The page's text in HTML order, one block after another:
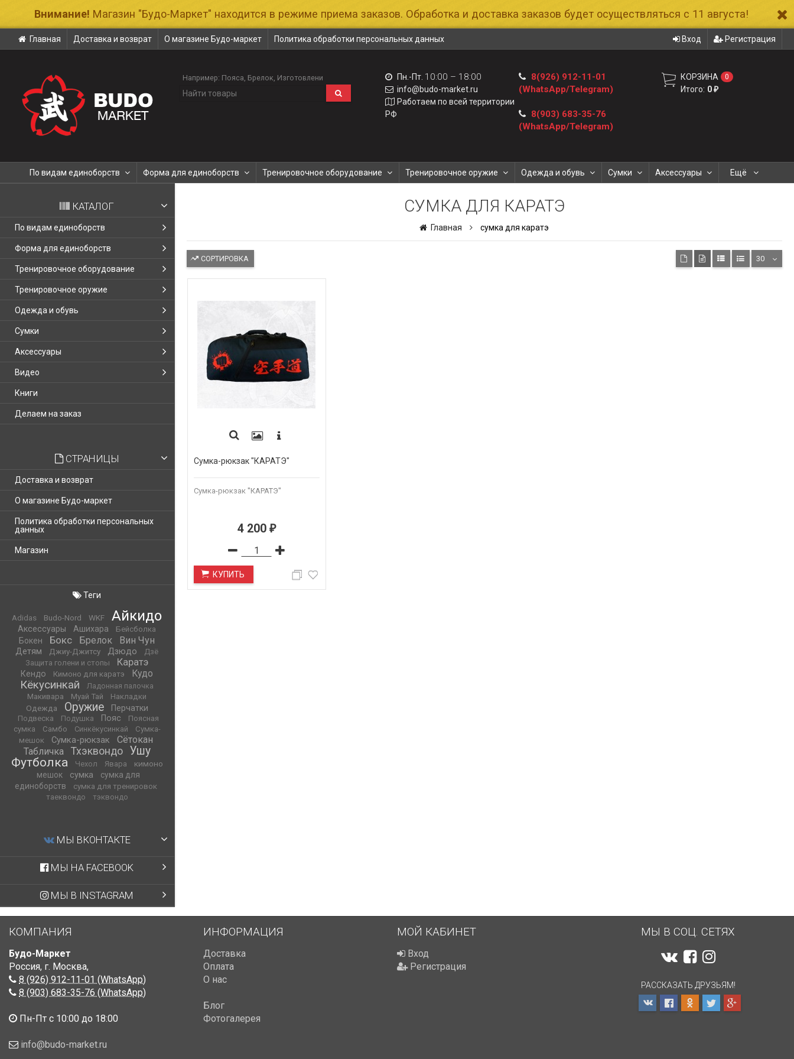
Внимание! Магазин "Будо-Маркет" находится в режиме приема заказов. Обработка и доставка заказов будет осуществляться с 11 августа!
Главная Доставка и возврат О магазине Будо-маркет Политика обработки персональных данных Вход Регистрация
Например: Пояса Брелок Изготовлени Пн.-Пт. 10:00 – 18:00
info@budo-market.ru
Работаем по всей территории
РФ
8(926) 912-11-01
(WhatsApp/Telegram)
8(903) 683-35-76
(WhatsApp/Telegram)
КОРЗИНА 0
Итого: 0₽
По видам единоборств Форма для единоборств Тренировочное оборудование Тренировочное оружие Одежда и обувь Сумки Аксессуары Ещё
КАТАЛОГ
По видам единоборств
Форма для единоборств
Тренировочное оборудование
Тренировочное оружие
Одежда и обувь
Сумки
Аксессуары
Видео
Книги
Делаем на заказ
СТРАНИЦЫ
Доставка и возврат
О магазине Будо-маркет
Политика обработки персональных
данных
Магазин
Теги
Adidas Budo-Nord WKF Айкидо
Аксессуары Ашихара Бейсболка
Бокен Бокс Брелок Вин Чун
Детям Джиу-Джитсу Дзюдо
Дзё
Защита голени и стопы
Каратэ
Кендо Кимоно для каратэ Кудо
Кёкусинкай
Ладонная палочка
Макивара
Муай Тай Накладки
Одежда Оружие Перчатки
Подвеска Подушка Пояс
Поясная
сумка
Самбо Синкёкусинкай
Сумка-
мешок
Сумка-рюкзак
Сётокан
Табличка
Тхэквондо Ушу
Футболка Чехол Явара
кимоно
мешок
сумка
сумка для
единоборств
сумка для тренировок
таеквондо
тэквондо
МЫ ВКОНТАКТЕ
МЫ НА FACEBOOK
МЫ В INSTAGRAM
СУМКА ДЛЯ КАРАТЭ
Главная сумка для каратэ
СОРТИРОВКА 30
Сумка-рюкзак "КАРАТЭ"
Сумка-рюкзак "КАРАТЭ"
4 200 ₽
КУПИТЬ
КОМПАНИЯ
Будо-Маркет
Россия, г. Москва,
8 (926) 912-11-01 (WhatsApp)
8 (903) 683-35-76 (WhatsApp)
Пн-Пт с 10:00 до 18:00
info@budo-market.ru
ИНФОРМАЦИЯ
Доставка
Оплата
О нас
Блог
Фотогалерея
МОЙ КАБИНЕТ
Вход
Регистрация
МЫ В СОЦ. СЕТЯХ
РАССКАЗАТЬ ДРУЗЬЯМ!